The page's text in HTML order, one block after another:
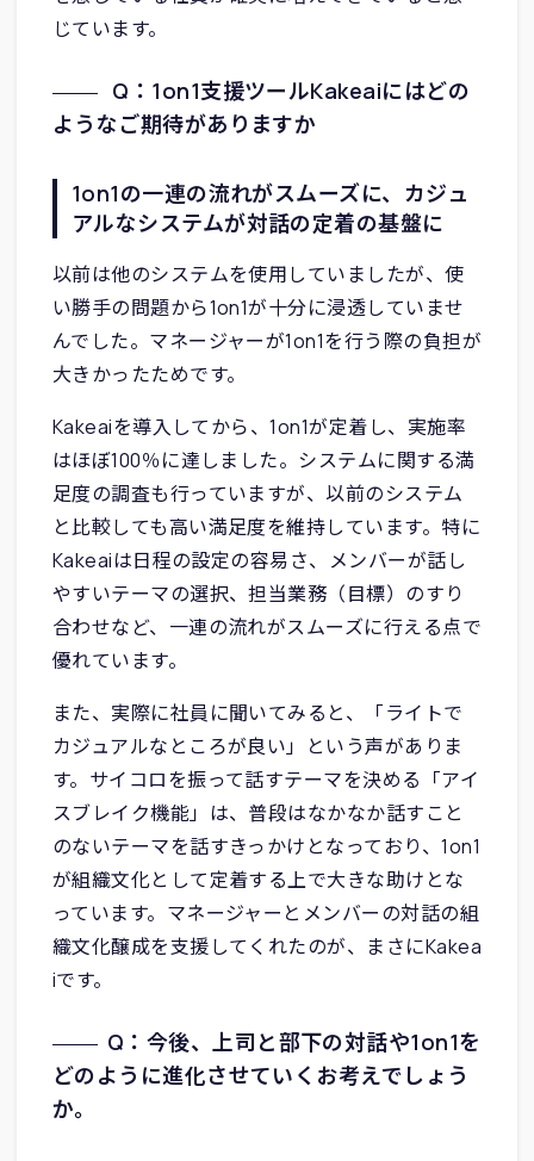
じています。
Q：1on1支援ツールKakeaiにはどの
ようなご期待がありますか
1on1の一連の流れがスムーズに、カジュ
アルなシステムが対話の定着の基盤に
以前は他のシステムを使用していましたが、使
い勝手の問題から1on1が十分に浸透していませ
んでした。マネージャーが1on1を行う際の負担が
大きかったためです。
Kakeaiを導入してから、1on1が定着し、実施率
はほぼ100％に達しました。システムに関する満
足度の調査も行っていますが、以前のシステム
と比較しても高い満足度を維持しています。特に
Kakeaiは日程の設定の容易さ、メンバーが話し
やすいテーマの選択、担当業務（目標）のすり
合わせなど、一連の流れがスムーズに行える点で
優れています。
また、実際に社員に聞いてみると、「ライトで
カジュアルなところが良い」という声がありま
す。サイコロを振って話すテーマを決める「アイ
スブレイク機能」は、普段はなかなか話すこと
のないテーマを話すきっかけとなっており、1on1
が組織文化として定着する上で大きな助けとな
っています。マネージャーとメンバーの対話の組
織文化醸成を支援してくれたのが、まさにKakea
iです。
Q：今後、上司と部下の対話や1on1を
どのように進化させていくお考えでしょう
か。